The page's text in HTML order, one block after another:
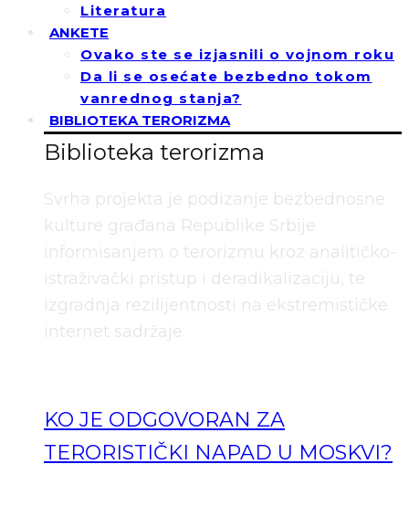
Literatura
ANKETE
Ovako ste se izjasnili o vojnom roku
Da li se osećate bezbedno tokom
vanrednog stanja?
BIBLIOTEKA TERORIZMA
Biblioteka terorizma
Svrha projekta je podizanje bezbednosne
kulture građana Republike Srbije
informisanjem o terorizmu kroz analitičko-
istraživački pristup i deradikalizaciju, te
izgradnja rezilijentnosti na ekstremističke
internet sadržaje.
KO JE ODGOVORAN ZA
TERORISTIČKI NAPAD U MOSKVI?